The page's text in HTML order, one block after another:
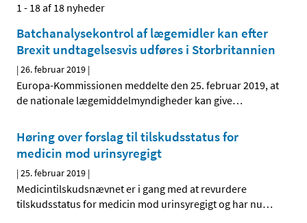
1 - 18 af 18 nyheder
Batchanalysekontrol af lægemidler kan efter
Brexit undtagelsesvis udføres i Storbritannien
|26. februar 2019 |
Europa-Kommissionen meddelte den 25. februar 2019, at
de nationale lægemiddelmyndigheder kan give…
Høring over forslag til tilskudsstatus for
medicin mod urinsyregigt
|25. februar 2019 |
Medicintilskudsnævnet er i gang med at revurdere
tilskudsstatus for medicin mod urinsyregigt og har nu…